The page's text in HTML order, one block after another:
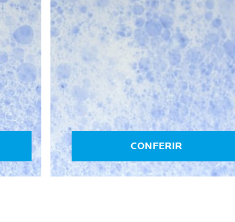
CONFERIR